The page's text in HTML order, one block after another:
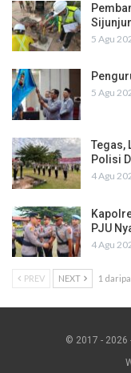
5 Agu
5 Agu
Tegas,
Polisi
4 Agu
PJU
4 Agu
PREV NEXT 1
© 2017 - 2026